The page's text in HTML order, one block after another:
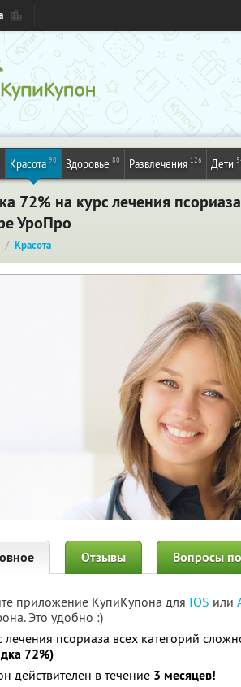
Красота 90 Здоровье 80 Развлечения 126 Дети
72% на курс лечения
УроПро
Красота
Отзывы Вопросы
приложение КупиКупона для IOS или
Это удобно :)
лечения псориаза всех категорий
72%)
действителен в течение 3 месяцев!